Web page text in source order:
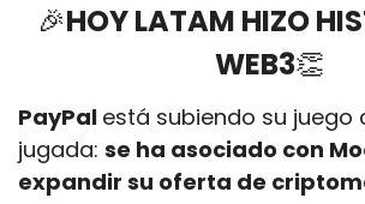
🎉HOY LATAM HIZO
WEB3👏
PayPal está subiendo su juego
jugada: se ha asociado con
expandir su oferta de